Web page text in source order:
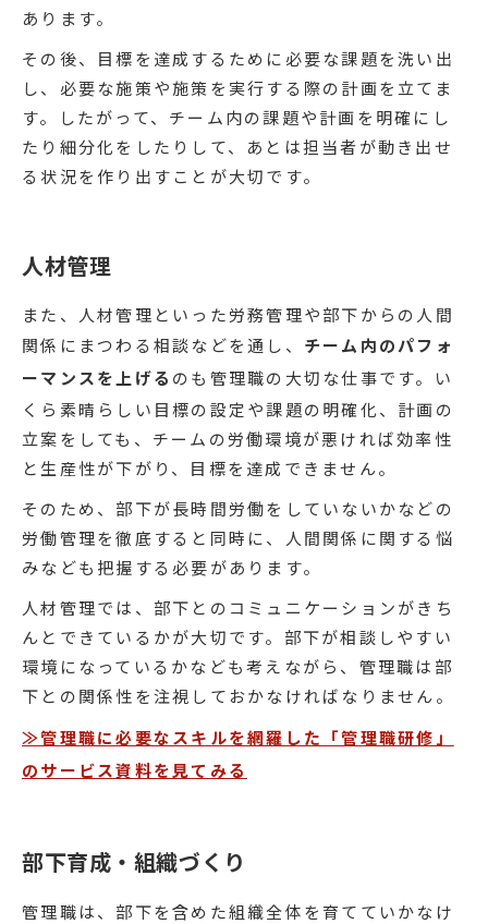
あります。
その後、目標を達成するために必要な課題を洗い出
し、必要な施策や施策を実行する際の計画を立てま
す。したがって、チーム内の課題や計画を明確にし
たり細分化をしたりして、あとは担当者が動き出せ
る状況を作り出すことが大切です。
人材管理
また、人材管理といった労務管理や部下からの人間
関係にまつわる相談などを通し、 チーム内のパフォ
ーマンスを上げる のも管理職の大切な仕事です。い
くら素晴らしい目標の設定や課題の明確化、計画の
立案をしても、チームの労働環境が悪ければ効率性
と生産性が下がり、目標を達成できません。
そのため、部下が長時間労働をしていないかなどの
労働管理を徹底すると同時に、人間関係に関する悩
みなども把握する必要があります。
人材管理では、部下とのコミュニケーションがきち
んとできているかが大切です。部下が相談しやすい
環境になっているかなども考えながら、管理職は部
下との関係性を注視しておかなければなりません。
≫管理職に必要なスキルを網羅した「管理職研修」
のサービス資料を見てみる
部下育成・組織づくり
管理職は、部下を含めた組織全体を育てていかなけ